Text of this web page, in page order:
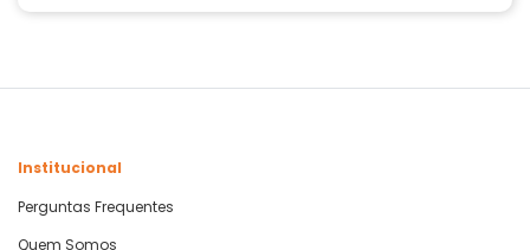
Institucional
Perguntas Frequentes
Quem Somos